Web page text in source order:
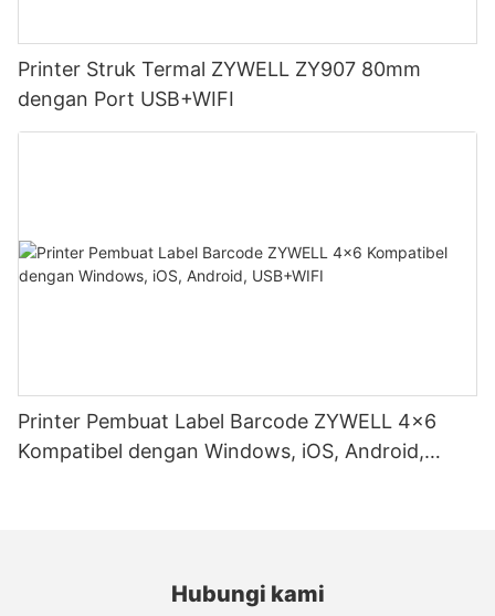
Printer Struk Termal ZYWELL ZY907 80mm
dengan Port USB+WIFI
Printer Pembuat Label Barcode ZYWELL 4x6
Kompatibel dengan Windows, iOS, Android,
Hubungi kami